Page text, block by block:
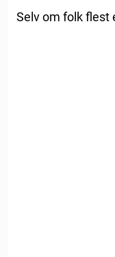
Selv om folk flest